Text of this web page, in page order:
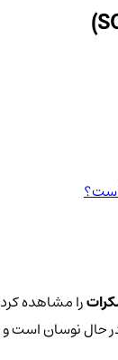
را مشاهده
در حال نوسان